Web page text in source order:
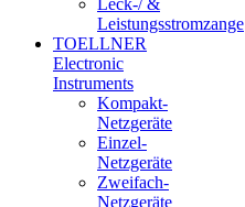
Leistungsstromzange
TOELLNER
Electronic
Instruments
Kompakt-
Netzgeräte
Einzel-
Netzgeräte
Zweifach-
Netzgeräte